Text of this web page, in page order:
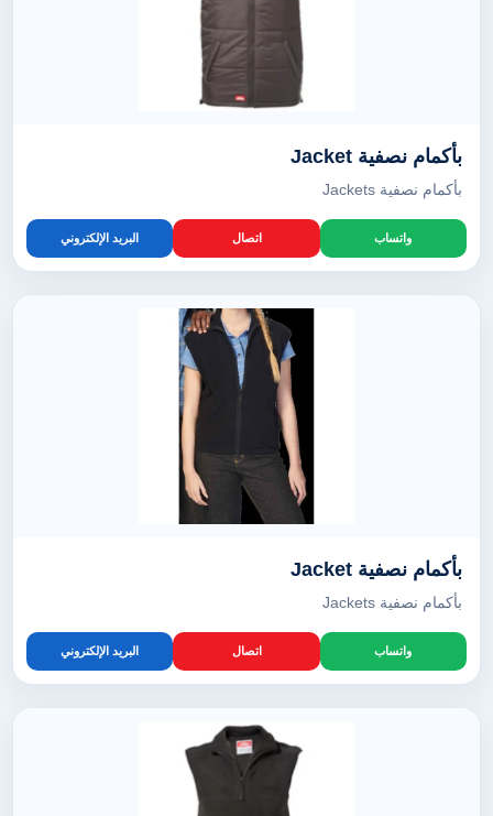
بأكمام نصفية Jacket
بأكمام نصفية Jackets
واتساب اتصال البريد الإلكتروني
بأكمام نصفية Jacket
بأكمام نصفية Jackets
واتساب اتصال البريد الإلكتروني